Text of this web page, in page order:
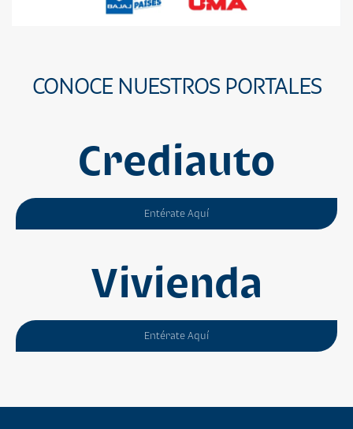
CONOCE NUESTROS PORTALES
Crediauto
Entérate Aquí
Vivienda
Entérate Aquí